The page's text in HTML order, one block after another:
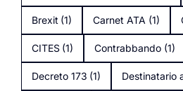
Brexit (1) Carnet ATA (1)
CITES (1) Contrabbando (1)
Decreto 173 (1) Destinatario